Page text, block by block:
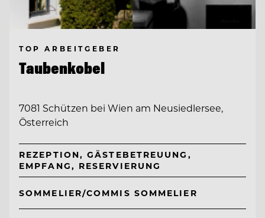
TOP ARBEITGEBER
Taubenkobel
7081 Schützen bei Wien am Neusiedlersee,
Österreich
REZEPTION, GÄSTEBETREUUNG,
EMPFANG, RESERVIERUNG
SOMMELIER/COMMIS SOMMELIER